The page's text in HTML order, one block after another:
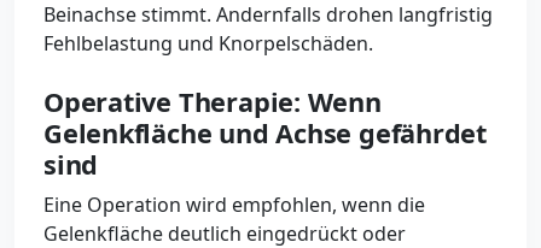
Beinachse stimmt. Andernfalls drohen langfristig
Fehlbelastung und Knorpelschäden.
Operative Therapie: Wenn
Gelenkfläche und Achse gefährdet
sind
Eine Operation wird empfohlen, wenn die
Gelenkfläche deutlich eingedrückt oder